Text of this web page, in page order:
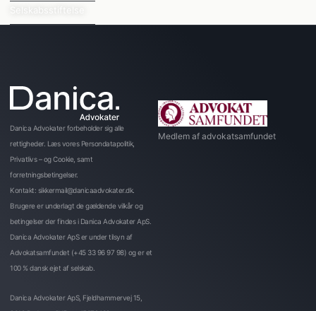
Selskabsstiftelse
Danica Advokater forbeholder sig alle
rettigheder. Læs vores Persondatapolitik,
Privatlivs – og Cookie, samt
forretningsbetingelser.
Kontakt: sikkermail@danicaadvokater.dk.
Brugere er underlagt de gældende vilkår og
betingelser der findes i Danica Advokater ApS.
Danica Advokater ApS er under tilsyn af
Advokatsamfundet (+45 33 96 97 98) og er et
100 % dansk ejet af selskab.
Danica Advokater ApS, Fjeldhammervej 15,
Medlem af advokatsamfundet